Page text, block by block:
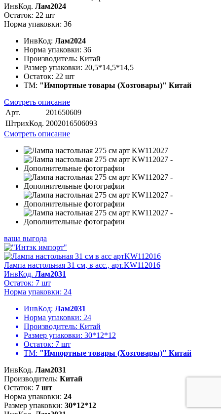
ИнвКод. Лам2024
Остаток: 22 шт
Норма упаковки: 36
ИнвКод: Лам2024
Норма упаковки: 36
Производитель: Китай
Размер упаковки: 20,5*14,5*14,5
Остаток: 22 шт
ТМ: "Импортные товары (Хозтовары)" Китай
Смотреть описание
Арт.
201650609
ШтрихКод. 2002016506093
Смотреть описание
ваша выгода
Лампа настольная 31 см, в асс., арт.KW112016
ИнвКод. Лам2031
Остаток: 7 шт
Норма упаковки: 24
ИнвКод: Лам2031
Норма упаковки: 24
Производитель: Китай
Размер упаковки: 30*12*12
Остаток: 7 шт
ТМ: "Импортные товары (Хозтовары)" Китай
ИнвКод. Лам2031
Производитель: Китай
Остаток: 7 шт
Норма упаковки: 24
Размер упаковки: 30*12*12